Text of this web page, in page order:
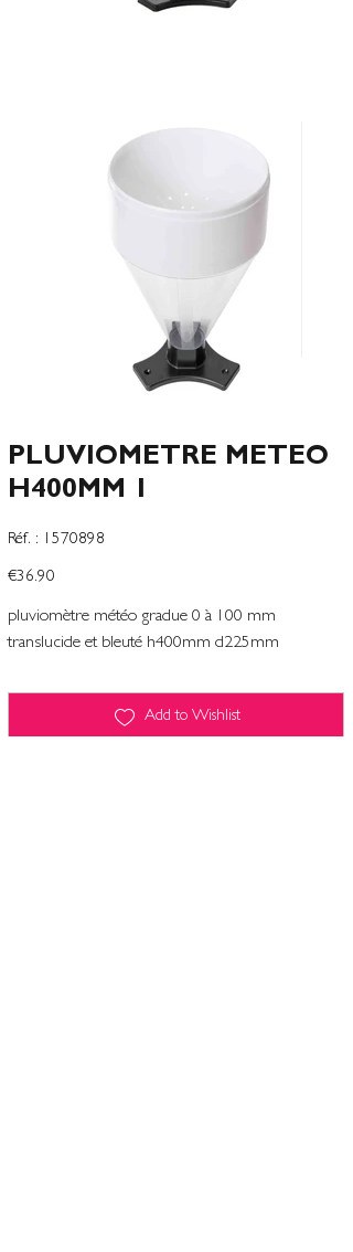
PLUVIOMETRE METEO
H400MM 1
Réf. :
SKU
1570898
1570898
Price
€36.90
pluviomètre météo gradue 0 à 100 mm
translucide et bleuté h400mm d225mm
Add to Wishlist